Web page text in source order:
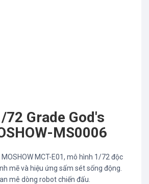
72 Grade God's
MS0006
MCT-E01, mô hình 1/72 độc
mẽ và hiệu ứng sấm sét sống động.
mê dòng robot chiến đấu.